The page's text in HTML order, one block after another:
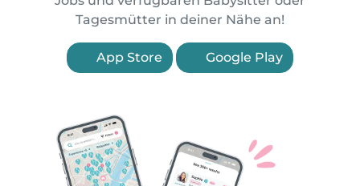
Tagesmütter in deiner Nähe an!
App Store Google Play